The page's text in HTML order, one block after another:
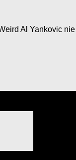
Al Yankovic